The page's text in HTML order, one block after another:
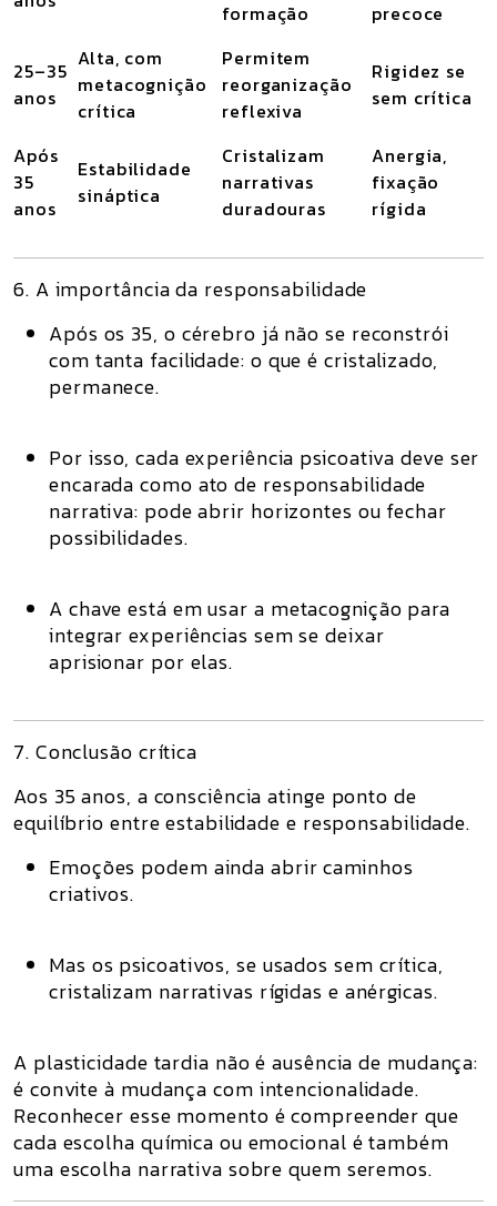
formação precoce
25–35
anos
Alta, com
metacognição
crítica
Permitem
reorganização
reflexiva
Rigidez se
sem crítica
Após
35
anos
Estabilidade
sináptica
Cristalizam
narrativas
duradouras
Anergia,
fixação
rígida
6. A importância da responsabilidade
Após os 35, o cérebro já não se reconstrói
com tanta facilidade: o que é cristalizado,
permanece.
Por isso, cada experiência psicoativa deve ser
encarada como ato de responsabilidade
narrativa: pode abrir horizontes ou fechar
possibilidades.
A chave está emusar a metacognição para
integrar experiências sem se deixar
aprisionar por elas.
7. Conclusão crítica
Aos 35 anos, a consciência atinge ponto de
equilíbrio entre estabilidade e responsabilidade.
Emoções podem ainda abrir caminhos
criativos.
Mas os psicoativos, se usados sem crítica,
cristalizam narrativas rígidas e anérgicas.
A plasticidade tardia não é ausência de mudança:
é convite à mudança com intencionalidade.
Reconhecer esse momento é compreender que
cada escolha química ou emocional é também
uma escolha narrativa sobre quem seremos.